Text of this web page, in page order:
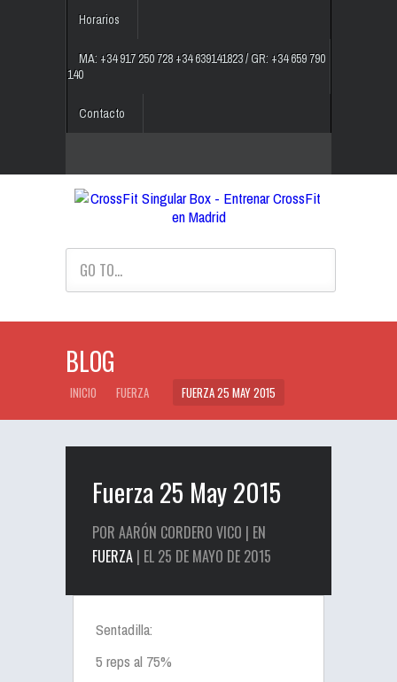
Horarios
MA: +34 917 250 728 +34 639141823 / GR: +34 659 790
140
Contacto
GO TO...
BLOG
INICIO FUERZA FUERZA 25 MAY 2015
Fuerza 25 May 2015
POR AARÓN CORDERO VICO | EN
FUERZA | EL 25 DE MAYO DE 2015
Sentadilla:
5 reps al 75%